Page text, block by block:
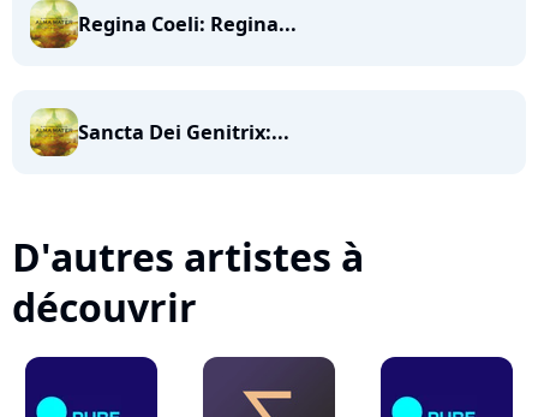
Regina Coeli: Regina...
Sancta Dei Genitrix:...
D'autres artistes à
découvrir